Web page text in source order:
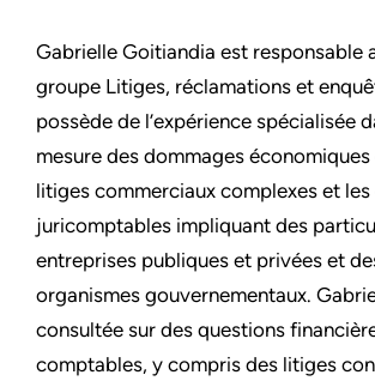
Gabrielle Goitiandia est responsable
groupe Litiges, réclamations et
possède de l’expérience spécialisée
mesure des dommages économiques
litiges commerciaux complexes et
juricomptables impliquant des
entreprises publiques et privées et
organismes gouvernementaux.
consultée sur des questions
comptables, y compris des litiges